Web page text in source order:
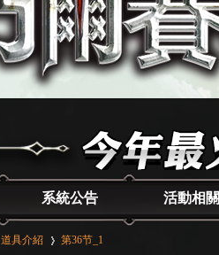
系統公告 活動相關
道具介紹 第36节_1